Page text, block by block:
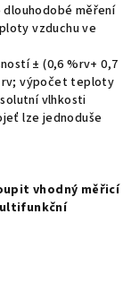
měření
vzduchu ve
± (0,6 %rv+ 0,7
rv; výpočet teploty
vlhkosti
lze jednoduše
vhodný měřicí